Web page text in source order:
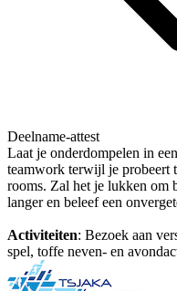
Deelname-attest
Laat je onderdompelen in
teamwork terwijl je probeert
rooms. Zal het je lukken om
langer en beleef een
Activiteiten: Bezoek aan
spel, toffe neven- en